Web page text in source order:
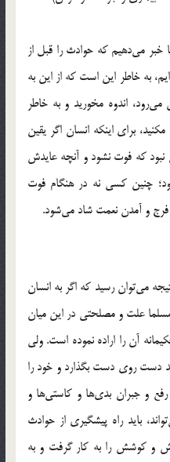
خبر مي‌دهيم كه حوادث را قبل از
به خاطر اين است كه از اين به
اندوه مخوريد و به خاطر
براي اينكه انسان اگر يقين
كه فوت نشود و آنچه عايدش
چنين كسي نه در هنگام فوت
و آمدن نعمت شاد مي‌شود.
مي‌توان رسيد كه اگر به انسان
علت و مصلحتي در اين ميان
آن را اراده نموده است. ولي
دست روي دست بگذارد و خود را
رفع و جبران بدي‌ها و كاستي‌ها و
بايد راه پيشگيري از حوادث
و كوشش را به كار گرفت و به